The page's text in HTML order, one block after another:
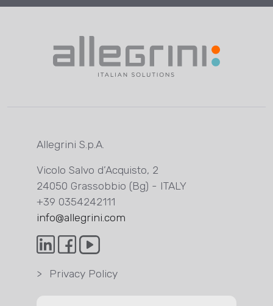
Allegrini S.p.A.
Vicolo Salvo d’Acquisto, 2
24050 Grassobbio (Bg) - ITALY
+39 0354242111
info@allegrini.com
> Privacy Policy